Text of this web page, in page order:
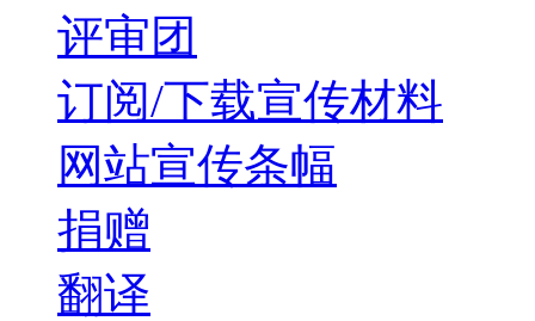
评审团
订阅/下载宣传材料
网站宣传条幅
捐赠
翻译